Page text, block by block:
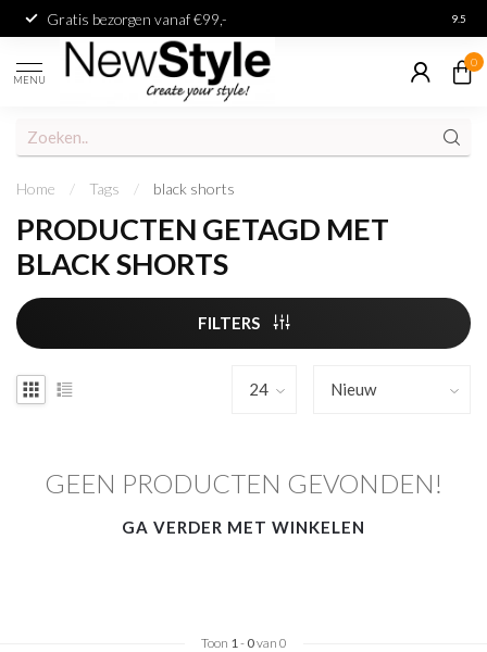
Gratis bezorgen vanaf €99,- 9.5
MENU
0
Home / Tags / black shorts
PRODUCTEN GETAGD MET
BLACK SHORTS
FILTERS
GEEN PRODUCTEN GEVONDEN!
GA VERDER MET WINKELEN
Toon 1- 0van 0